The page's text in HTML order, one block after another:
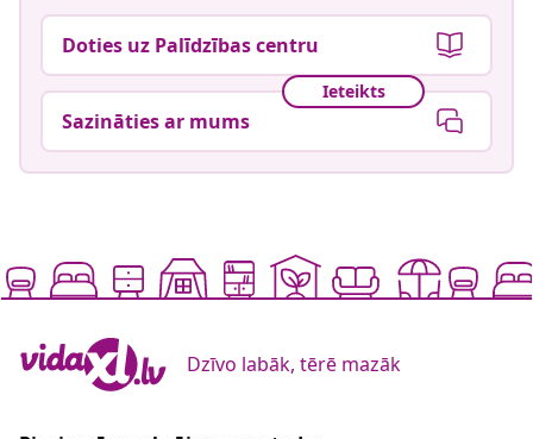
Doties uz Palīdzības centru
Ieteikts
Sazināties ar mums
Dzīvo labāk, tērē mazāk